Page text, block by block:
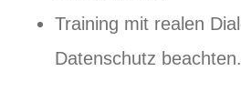
Training mit realen
Datenschutz beachten.